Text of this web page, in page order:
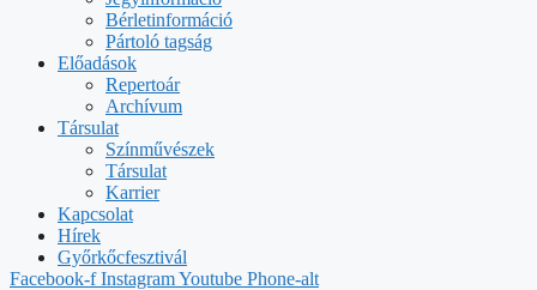
Bérletinformáció
Pártoló tagság
Előadások
Repertoár
Archívum
Társulat
Színművészek
Társulat
Karrier
Kapcsolat
Hírek
Győrkőcfesztivál
Facebook-f InstagramYoutube Phone-alt